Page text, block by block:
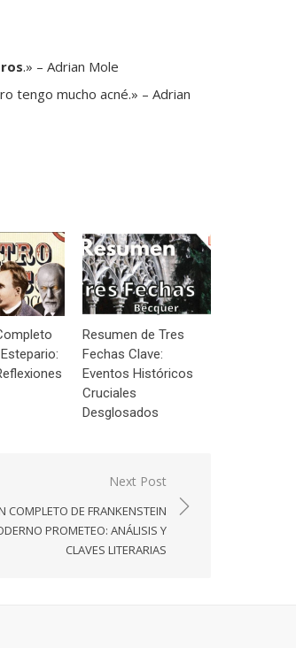
.» – Adrian Mole
tengo mucho acné.» – Adrian
Resumen de Tres
Fechas Clave:
Eventos Históricos
Cruciales
Desglosados
Next Post
COMPLETO DE FRANKENSTEIN
PROMETEO: ANÁLISIS Y
CLAVES LITERARIAS